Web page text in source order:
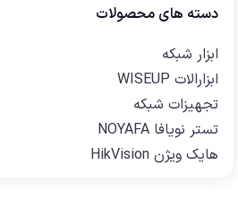
دسته های محصولات
ابزار شبکه
ابزارالات WISEUP
تجهیزات شبکه
تستر نویافا NOYAFA
هایک ویژن HikVision